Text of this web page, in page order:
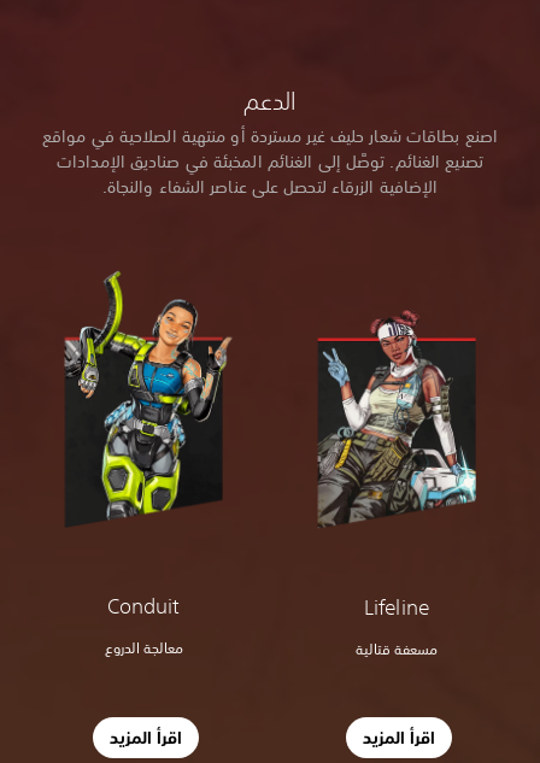
الدعم
اصنع بطاقات شعار حليف غير مستردة أو منتهية الصلاحية في مواقع
تصنيع الغنائم. توصَّل إلى الغنائم المخبئة في صناديق الإمدادات
الإضافية الزرقاء لتحصل على عناصر الشفاء والنجاة.
Conduit
معالجة الدروع
اقرأ المزيد
Lifeline
مسعفة قتالية
اقرأ المزيد